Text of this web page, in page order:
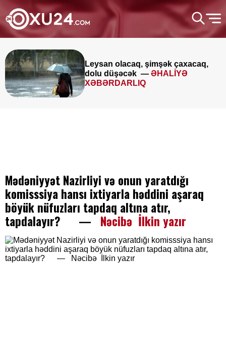
Leysan olacaq, şimşək çaxacaq,
dolu düşəcək — ƏHALİYƏ
XƏBƏRDARLIQ
Mədəniyyət Nazirliyi və onun yaratdığı
komisssiya hansı ixtiyarla həddini aşaraq
böyük nüfuzları tapdaq altına atır,
tapdalayır? — Nəcibə İlkin yazır